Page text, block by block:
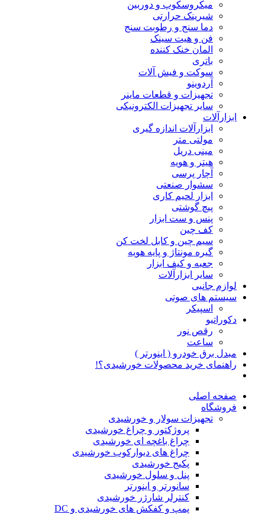
میکروسکوپ و دوربین
شیرینک حرارتی
دما سنج و رطوبت سنج
فن و هیت سینک
المان خنک کننده
باتری
سوکت و فیش آلات
آردوینو
تجهیزات و قطعات ماینر
سایر تجهیزات الکترونیکی
ابزارآلات
ابزارآلات اندازه گیری
مولتی متر
مینی دریل
هیتر و هویه
آچار پرسی
سشوار صنعتی
ابزار لحیم کاری
پیچ گوشتی
پنس و ست ابزار
کف چین
سیم چین و کابل لخت کن
گیره مونتاژ و پایه هویه
جعبه و کیف ابزار
سایر ابزارآلات
لوازم جانبی
سیستم های صوتی
اسپیکر
دکوراتیو
رقص نور
ساعت
مبدل برق خودرو ( اینورتر )
راهنمای خرید محصولات خورشیدی؟!
صفحه اصلی
فروشگاه
تجهیزات سولار و خورشیدی
پروژکتور و چراغ خورشیدی
چراغ باغچه ای خورشیدی
چراغ های دیوارکوب خورشیدی
پکیج خورشیدی
پنل و سلول خورشیدی
سانورتر و اینورتر
کنترلر شارژر خورشیدی
پمپ و کفکش های خورشیدی و DC